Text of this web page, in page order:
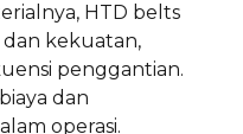
HTD belts
kekuatan,
penggantian.
dan
operasi.